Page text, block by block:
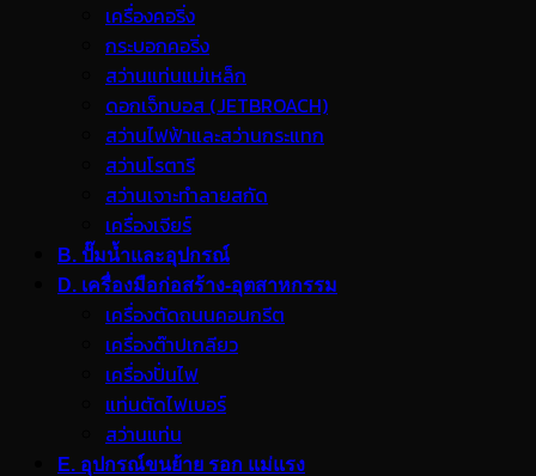
เครื่องคอริ่ง
กระบอกคอริ่ง
สว่านแท่นแม่เหล็ก
ดอกเจ็ทบอส (JETBROACH)
สว่านไฟฟ้าและสว่านกระแทก
สว่านโรตารี
สว่านเจาะทำลายสกัด
เครื่องเจียร์
B. ปั๊มน้ำและอุปกรณ์
D. เครื่องมือก่อสร้าง-อุตสาหกรรม
เครื่องตัดถนนคอนกรีต
เครื่องต๊าปเกลียว
เครื่องปั่นไฟ
แท่นตัดไฟเบอร์
สว่านแท่น
E. อุปกรณ์ขนย้าย รอก แม่แรง